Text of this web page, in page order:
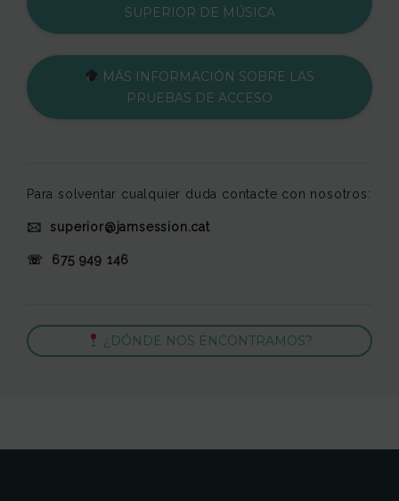
SUPERIOR DE MÚSICA
MÁS INFORMACIÓN SOBRE LAS
PRUEBAS DE ACCESO
Para solventar cualquier duda contacte con nosotros:
🖂 superior@jamsession.cat
☏ 675 949 146
¿DÓNDE NOS ENCONTRAMOS?